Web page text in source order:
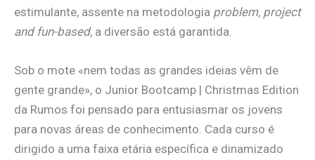
estimulante, assente na metodologia problem, project
and fun-based, a diversão está garantida.
Sob o mote «nem todas as grandes ideias vêm de
gente grande», o Junior Bootcamp | Christmas Edition
da Rumos foi pensado para entusiasmar os jovens
para novas áreas de conhecimento. Cada curso é
dirigido a uma faixa etária específica e dinamizado